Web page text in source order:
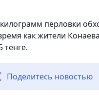
перловки
как жители
тенге.
Поделитесь новостью